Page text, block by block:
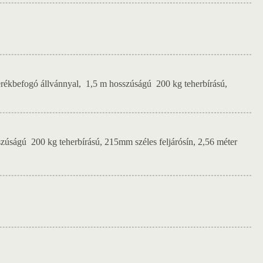
állvánnyal, 1,5 m hosszúságú 200 kg teherbírású,
200 kg teherbírású, 215mm széles feljárósín, 2,56 méter